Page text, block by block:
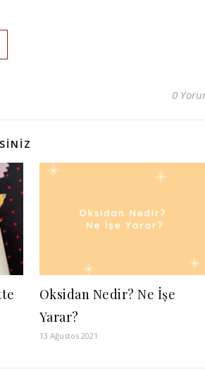
0
Oksidan Nedir? Ne İşe
Yarar?
13 Ağustos 2021